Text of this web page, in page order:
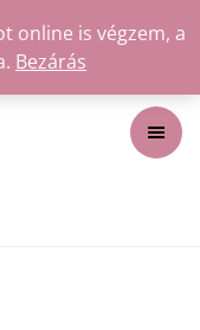
online is végzem, a
Bezárás